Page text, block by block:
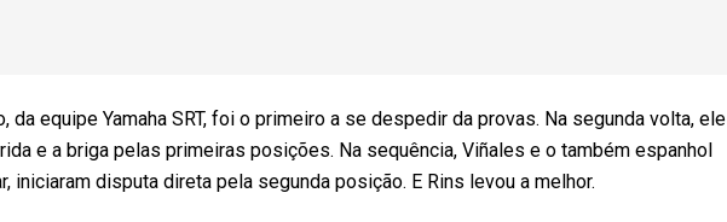
da equipe Yamaha SRT, foi o primeiro a se despedir da provas. Na segunda volta, ele
e a briga pelas primeiras posições. Na sequência, Viñales e o também espanhol
iniciaram disputa direta pela segunda posição. E Rins levou a melhor.